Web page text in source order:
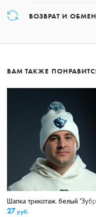
заказа.
Подробнее об оплате
ВОЗВРАТ И
получения заказа,
ВАМ ТАКЖЕ
Шапка трикотаж. белый
27руб.